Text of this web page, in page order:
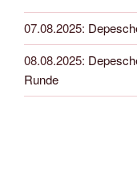
07.08.2025:
08.08.2025:
Runde